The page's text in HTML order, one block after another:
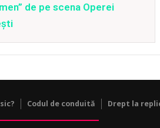
de pe scena Operei
Codul de conduită Drept la